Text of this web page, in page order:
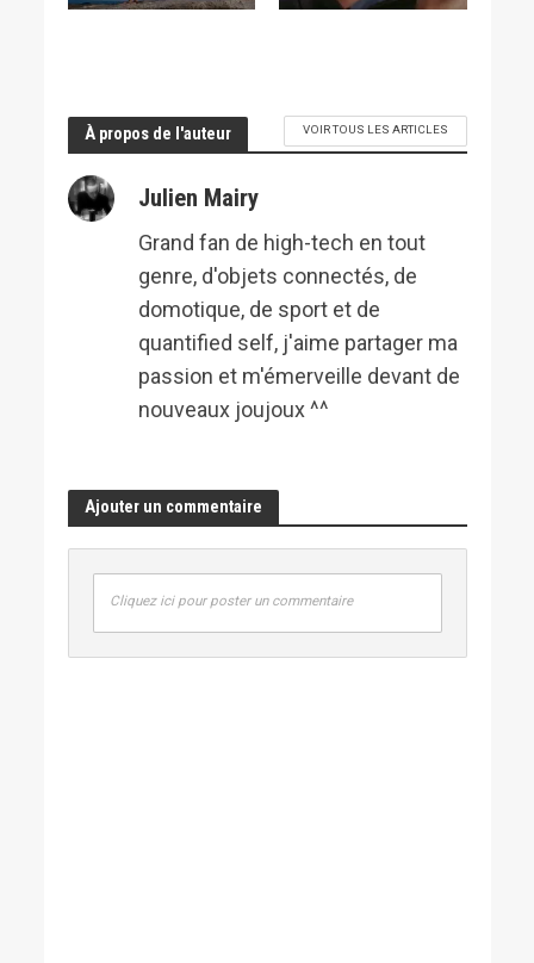
À propos de l'auteur VOIR TOUS LES ARTICLES
Julien Mairy
Grand fan de high-tech en tout
genre, d'objets connectés, de
domotique, de sport et de
quantified self, j'aime partager ma
passion et m'émerveille devant de
nouveaux joujoux ^^
Ajouter un commentaire
Cliquez ici pour poster un commentaire